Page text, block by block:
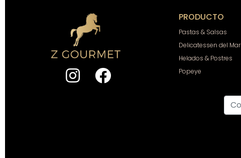
PRODUCTO
Pastas & Salsas
Delicatessen del Mar
Helados & Postres
Popeye